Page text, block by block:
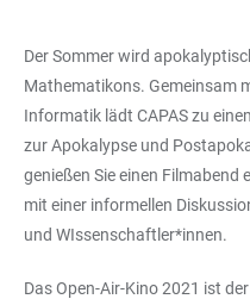
Der Sommer wird
Mathematikons. Gemeinsam
Informatik lädt CAPAS zu
zur Apokalypse und
genießen Sie einen
mit einer informellen
und WIssenschaftler*innen.
Das Open-Air-Kino 2021 ist